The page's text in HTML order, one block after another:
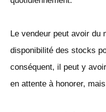
Le vendeur peut avoir du
disponibilité des stocks
conséquent, il peut y
en attente à honorer,